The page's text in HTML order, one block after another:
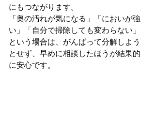
にもつながります。
「奥の汚れが気になる」「においが強
い」「自分で掃除しても変わらない」
という場合は、がんばって分解しよう
とせず、早めに相談したほうが結果的
に安心です。